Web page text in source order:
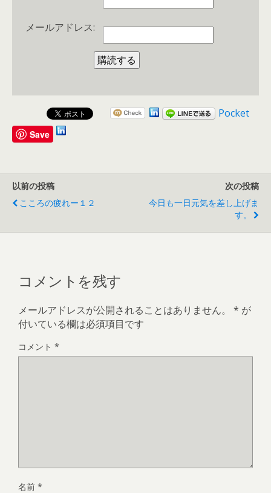
メールアドレス:
Pocket
Save
以前の投稿
こころの疲れー１２
次の投稿
今日も一日元気を差し上げま
す。
コメントを残す
メールアドレスが公開されることはありません。 * が
付いている欄は必須項目です
コメント *
名前 *